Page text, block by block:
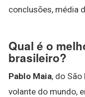
conclusões, média
Qual é o
brasileiro?
Pablo Maia, do
volante do mundo,